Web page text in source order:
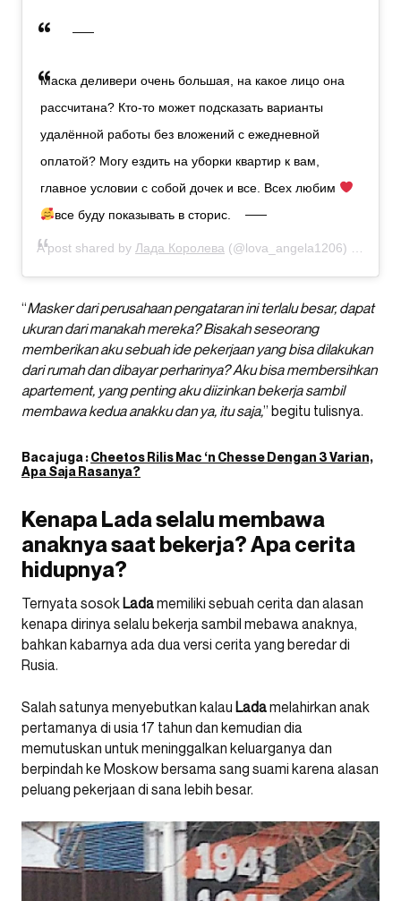
Маска деливери очень большая, на какое лицо она
рассчитана? Кто-то может подсказать варианты
удалённой работы без вложений с ежедневной
оплатой? Могу ездить на уборки квартир к вам,
главное условии с собой дочек и все. Всех любим
все буду показывать в сторис.
A post shared by Лада Королева (@lova_angela1206) on
“Masker dari perusahaan pengataran ini terlalu besar, dapat
ukuran dari manakah mereka? Bisakah seseorang
memberikan aku sebuah ide pekerjaan yang bisa dilakukan
dari rumah dan dibayar perharinya? Aku bisa membersihkan
apartement, yang penting aku diizinkan bekerja sambil
membawa kedua anakku dan ya, itu saja,” begitu tulisnya.
Baca juga :Cheetos Rilis Mac ‘n Chesse Dengan 3 Varian,
Apa Saja Rasanya?
Kenapa Lada selalu membawa
anaknya saat bekerja? Apa cerita
hidupnya?
Ternyata sosok Ladamemiliki sebuah cerita dan alasan
kenapa dirinya selalu bekerja sambil mebawa anaknya,
bahkan kabarnya ada dua versi cerita yang beredar di
Rusia.
Salah satunya menyebutkan kalau Ladamelahirkan anak
pertamanya di usia 17 tahun dan kemudian dia
memutuskan untuk meninggalkan keluarganya dan
berpindah ke Moskow bersama sang suami karena alasan
peluang pekerjaan di sana lebih besar.